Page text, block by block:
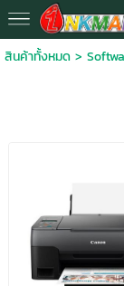
สินค้าทั้งหมด>